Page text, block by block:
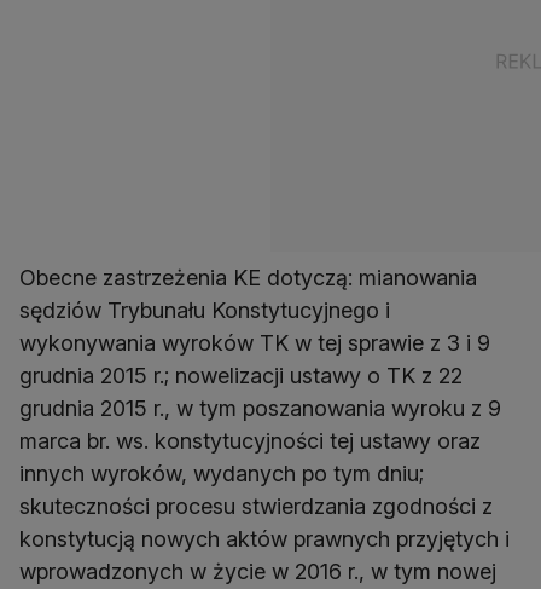
Obecne zastrzeżenia KE dotyczą: mianowania
sędziów Trybunału Konstytucyjnego i
wykonywania wyroków TK w tej sprawie z 3 i 9
grudnia 2015 r.; nowelizacji ustawy o TK z 22
grudnia 2015 r., w tym poszanowania wyroku z 9
marca br. ws. konstytucyjności tej ustawy oraz
innych wyroków, wydanych po tym dniu;
skuteczności procesu stwierdzania zgodności z
konstytucją nowych aktów prawnych przyjętych i
wprowadzonych w życie w 2016 r., w tym nowej